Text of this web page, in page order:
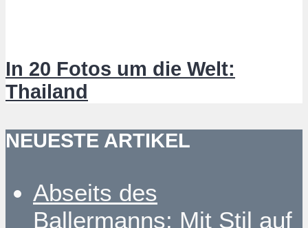
In 20 Fotos um die Welt:
Thailand
NEUESTE ARTIKEL
Abseits des
Ballermanns: Mit Stil auf